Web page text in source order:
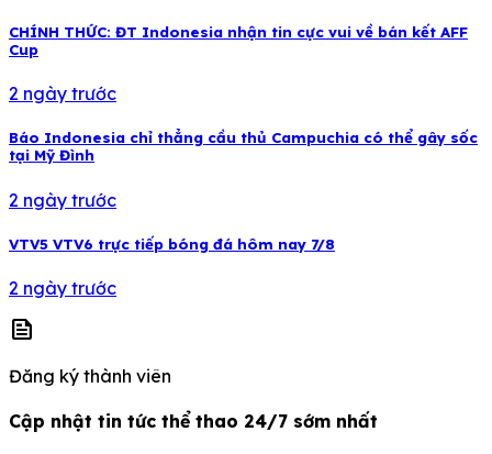
CHÍNH THỨC: ĐT Indonesia nhận tin cực vui về bán kết AFF
Cup
2 ngày trước
Báo Indonesia chỉ thẳng cầu thủ Campuchia có thể gây sốc
tại Mỹ Đình
2 ngày trước
VTV5 VTV6 trực tiếp bóng đá hôm nay 7/8
2 ngày trước
news
Đăng ký thành viên
Cập nhật tin tức thể thao 24/7 sớm nhất